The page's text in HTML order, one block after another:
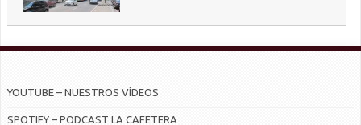
YOUTUBE – NUESTROS VÍDEOS
SPOTIFY – PODCAST LA CAFETERA